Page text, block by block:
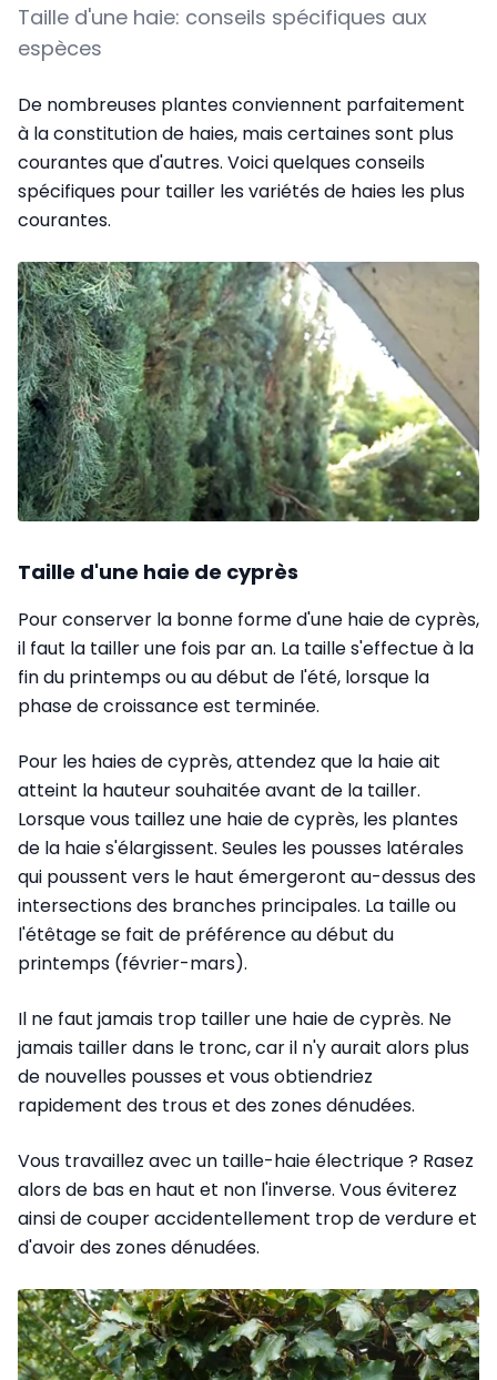
Taille d'une haie: conseils spécifiques aux
espèces
De nombreuses plantes conviennent parfaitement
à la constitution de haies, mais certaines sont plus
courantes que d'autres. Voici quelques conseils
spécifiques pour tailler les variétés de haies les plus
courantes.
Taille d'une haie de cyprès
Pour conserver la bonne forme d'une haie de cyprès,
il faut la tailler une fois par an. La taille s'effectue à la
fin du printemps ou au début de l'été, lorsque la
phase de croissance est terminée.
Pour les haies de cyprès, attendez que la haie ait
atteint la hauteur souhaitée avant de la tailler.
Lorsque vous taillez une haie de cyprès, les plantes
de la haie s'élargissent. Seules les pousses latérales
qui poussent vers le haut émergeront au-dessus des
intersections des branches principales. La taille ou
l'étêtage se fait de préférence au début du
printemps (février-mars).
Il ne faut jamais trop tailler une haie de cyprès. Ne
jamais tailler dans le tronc, car il n'y aurait alors plus
de nouvelles pousses et vous obtiendriez
rapidement des trous et des zones dénudées.
Vous travaillez avec un taille-haie électrique ? Rasez
alors de bas en haut et non l'inverse. Vous éviterez
ainsi de couper accidentellement trop de verdure et
d'avoir des zones dénudées.